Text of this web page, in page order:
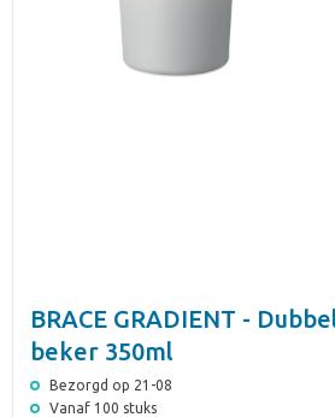
BRACE GRADIENT -
beker 350ml
Bezorgd op 21-08
Vanaf 100 stuks